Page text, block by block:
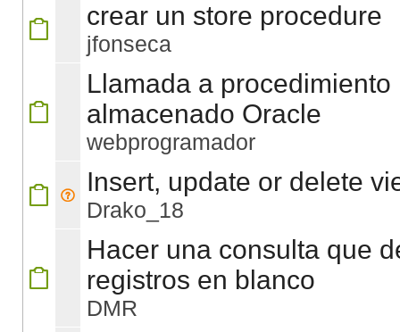
crear un store procedure
jfonseca
Llamada a procedimiento
almacenado Oracle
webprogramador
Insert, update or delete
Drako_18
Hacer una consulta que
registros en blanco
DMR